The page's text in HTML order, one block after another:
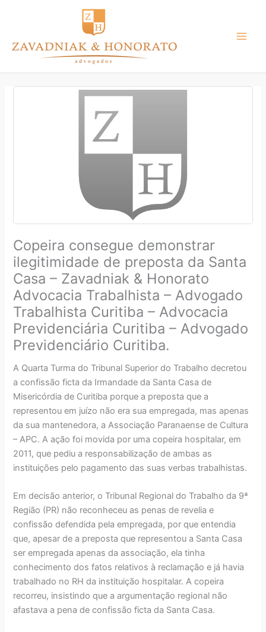
conteúdo
Copeira consegue demonstrar
ilegitimidade de preposta da Santa
Casa – Zavadniak & Honorato
Advocacia Trabalhista – Advogado
Trabalhista Curitiba – Advocacia
Previdenciária Curitiba – Advogado
Previdenciário Curitiba.
A Quarta Turma do Tribunal Superior do Trabalho decretou
a confissão ficta da Irmandade da Santa Casa de
Misericórdia de Curitiba porque a preposta que a
representou em juízo não era sua empregada, mas apenas
da sua mantenedora, a Associação Paranaense de Cultura
– APC. A ação foi movida por uma copeira hospitalar, em
2011, que pediu a responsabilização de ambas as
instituições pelo pagamento das suas verbas trabalhistas.
Em decisão anterior, o Tribunal Regional do Trabalho da 9ª
Região (PR) não reconheceu as penas de revelia e
confissão defendida pela empregada, por que entendia
que, apesar de a preposta que representou a Santa Casa
ser empregada apenas da associação, ela tinha
conhecimento dos fatos relativos à reclamação e já havia
trabalhado no RH da instituição hospitalar. A copeira
recorreu, insistindo que a argumentação regional não
afastava a pena de confissão ficta da Santa Casa.